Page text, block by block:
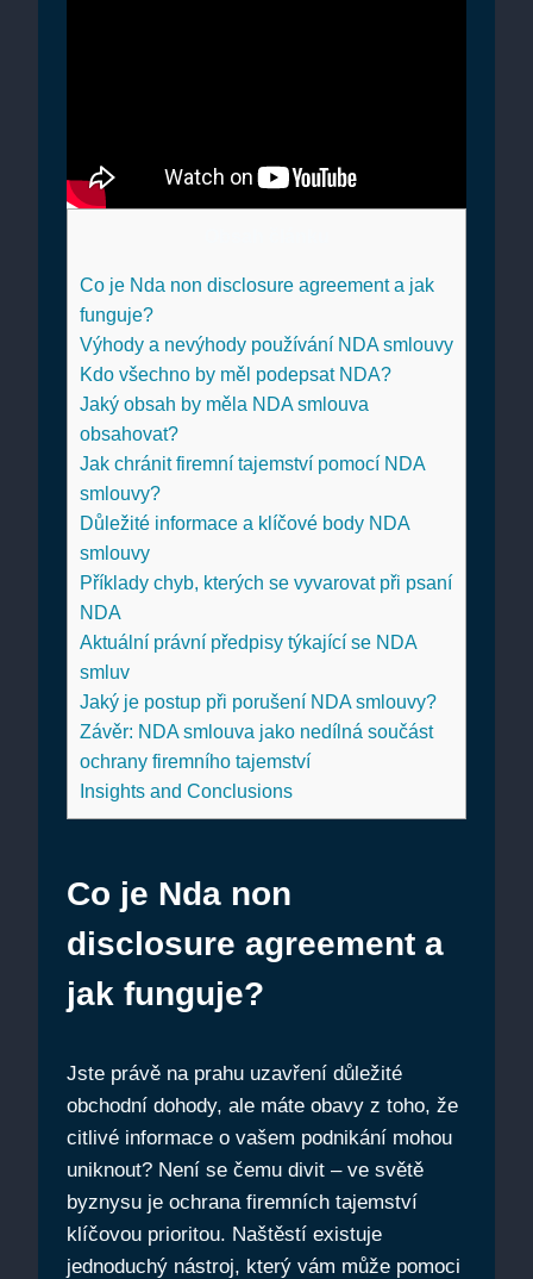
Co je Nda non disclosure agreement a jak
funguje?
Výhody a nevýhody používání NDA smlouvy
Kdo všechno by měl podepsat NDA?
Jaký obsah by měla NDA smlouva
obsahovat?
Jak chránit firemní tajemství pomocí NDA
smlouvy?
Důležité informace a klíčové body NDA
smlouvy
Příklady chyb, kterých se vyvarovat při psaní
NDA
Aktuální právní předpisy týkající se NDA
smluv
Jaký je postup při porušení NDA smlouvy?
Závěr: NDA smlouva jako nedílná součást
ochrany firemního tajemství
Insights and Conclusions
Co je Nda non
disclosure agreement a
jak funguje?
Jste právě na prahu uzavření důležité
obchodní dohody, ale máte obavy z toho, že
citlivé informace o vašem podnikání mohou
uniknout? Není se čemu divit – ve světě
byznysu je ochrana firemních tajemství
klíčovou prioritou. Naštěstí existuje
jednoduchý nástroj, který vám může pomoci